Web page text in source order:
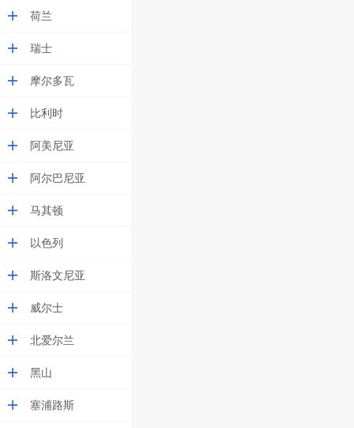
荷兰
瑞士
摩尔多瓦
比利时
阿美尼亚
阿尔巴尼亚
马其顿
以色列
斯洛文尼亚
威尔士
北爱尔兰
黑山
塞浦路斯